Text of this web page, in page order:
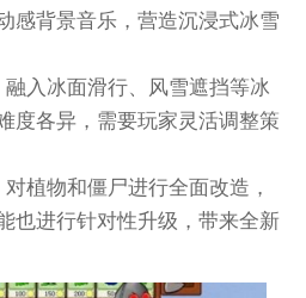
感背景音乐，营造沉浸式冰雪
入冰面滑行、风雪遮挡等冰
度各异，需要玩家灵活调整策
植物和僵尸进行全面改造，
也进行针对性升级，带来全新